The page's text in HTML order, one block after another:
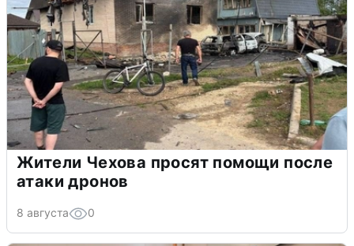
Жители Чехова просят помощи после
атаки дронов
8 августа 0